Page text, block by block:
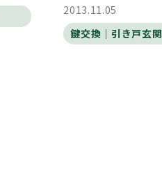
2013.11.05
鍵交換｜引き戸玄関